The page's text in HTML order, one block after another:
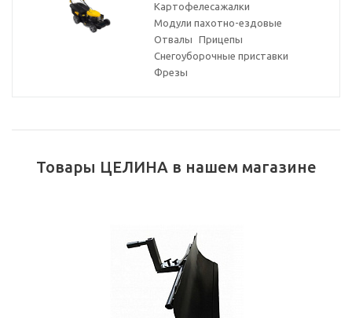
Картофелесажалки
Модули пахотно-ездовые
Отвалы
Прицепы
Снегоуборочные приставки
Фрезы
Товары ЦЕЛИНА в нашем магазине